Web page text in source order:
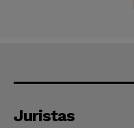
Juristas